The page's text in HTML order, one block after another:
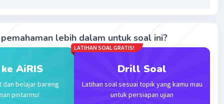
Iklan
suatu tonggak atau peraturan yang harus dipatuhi oleh
demi persatuan kesatuan berbangsa dan bernegara
lebih dalam untuk soal ini?
AiRIS
dan belajar bareng
pintarmu!
LATIHAN SOAL GRATIS!
Drill Soal
Latihan soal sesuai topik yang kamu mau
untuk persiapan ujian